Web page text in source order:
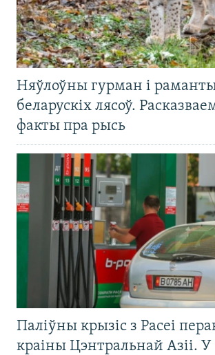
Няўлоўны гурман і
беларускіх лясоў.
факты пра рысь
Паліўны крызіс з Расеі
краіны Цэнтральнай Азіі. У